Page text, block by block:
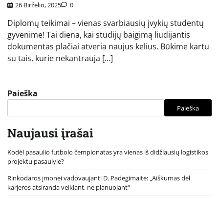
26 Birželio, 2025 0
Diplomų teikimai – vienas svarbiausių įvykių studentų
gyvenime! Tai diena, kai studijų baigimą liudijantis
dokumentas plačiai atveria naujus kelius. Būkime kartu
su tais, kurie nekantrauja […]
Paieška
Paieška
Naujausi įrašai
Kodėl pasaulio futbolo čempionatas yra vienas iš didžiausių logistikos
projektų pasaulyje?
Rinkodaros įmonei vadovaujanti D. Padegimaitė: „Aiškumas dėl
karjeros atsiranda veikiant, ne planuojant“